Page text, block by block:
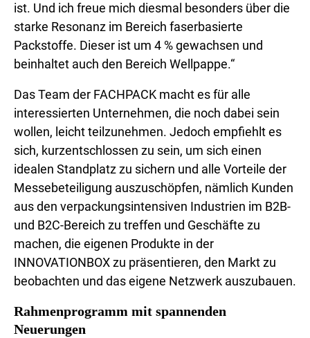
ist. Und ich freue mich diesmal besonders über die
starke Resonanz im Bereich faserbasierte
Packstoffe. Dieser ist um 4 % gewachsen und
beinhaltet auch den Bereich Wellpappe.“
Das Team der FACHPACK macht es für alle
interessierten Unternehmen, die noch dabei sein
wollen, leicht teilzunehmen. Jedoch empfiehlt es
sich, kurzentschlossen zu sein, um sich einen
idealen Standplatz zu sichern und alle Vorteile der
Messebeteiligung auszuschöpfen, nämlich Kunden
aus den verpackungsintensiven Industrien im B2B-
und B2C-Bereich zu treffen und Geschäfte zu
machen, die eigenen Produkte in der
INNOVATIONBOX zu präsentieren, den Markt zu
beobachten und das eigene Netzwerk auszubauen.
Rahmenprogramm mit spannenden
Neuerungen